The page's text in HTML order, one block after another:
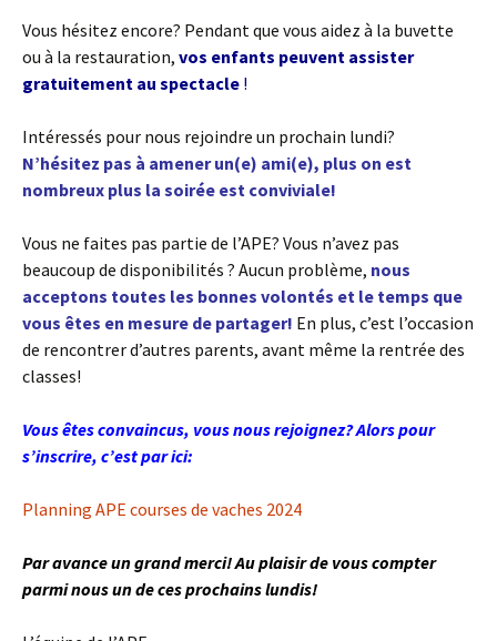
Vous hésitez encore? Pendant que vous aidez à la buvette
ou à la restauration, vos enfants peuvent assister
gratuitement au spectacle !
Intéressés pour nous rejoindre un prochain lundi?
N’hésitez pas à amener un(e) ami(e), plus on est
nombreux plus la soirée est conviviale!
Vous ne faites pas partie de l’APE? Vous n’avez pas
beaucoup de disponibilités ? Aucun problème, nous
acceptons toutes les bonnes volontés et le temps que
vous êtes en mesure de partager! En plus, c’est l’occasion
de rencontrer d’autres parents, avant même la rentrée des
classes!
Vous êtes convaincus, vous nous rejoignez? Alors pour
s’inscrire, c’est par ici:
Planning APE courses de vaches 2024
Par avance un grand merci! Au plaisir de vous compter
parmi nous un de ces prochains lundis!